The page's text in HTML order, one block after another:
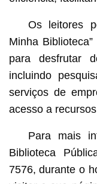
Os leitores
Minha
para desfrutar
incluindo
serviços de
acesso a
Para mais
Biblioteca
7576, durante o